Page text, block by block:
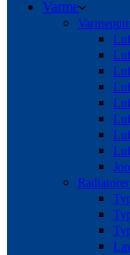
Varme